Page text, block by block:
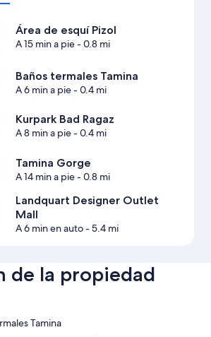
Área de esquí Pizol
A 15 min a pie- 0.8 mi
Baños termales Tamina
A 6 min a pie- 0.4 mi
Kurpark Bad Ragaz
A 8 min a pie- 0.4 mi
Tamina Gorge
A 14 min a pie- 0.8 mi
Landquart Designer Outlet
Mall
A 6 min en auto- 5.4 mi
de la propiedad
Tamina